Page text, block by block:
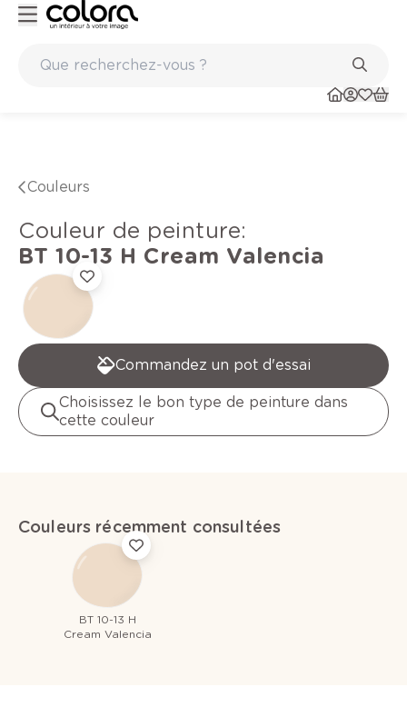
Couleurs
Couleur de peinture:
BT 10-13 H Cream Valencia
Commandez un pot d'essai
Choisissez le bon type de peinture dans
cette couleur
Couleurs récemment consultées
BT 10-13 H
Cream Valencia